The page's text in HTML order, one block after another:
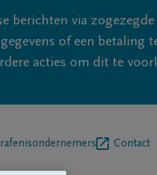
berichten via zogezegde
of een betaling
acties om dit te
Contact